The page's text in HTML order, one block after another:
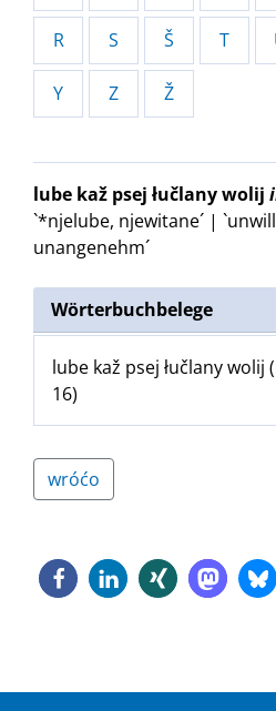
R S Š T
Y Z Ž
lube kaž psej łučlany wolij
`*njelube, njewitane´ |
unangenehm´
Wörterbuchbelege
lube kaž psej łučlany wolij
16)
wróćo